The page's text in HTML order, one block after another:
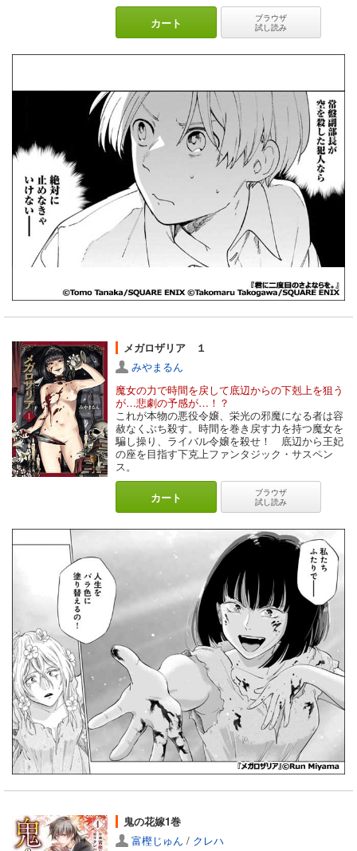
カート
ブラウザ
試し読み
メガロザリア １
みやまるん
魔女の力で時間を戻して底辺からの下剋上を狙う
が…悲劇の予感が…！？
これが本物の悪役令嬢、栄光の邪魔になる者は容
赦なくぶち殺す。時間を巻き戻す力を持つ魔女を
騙し操り、ライバル令嬢を殺せ！ 底辺から王妃
の座を目指す下克上ファンタジック・サスペン
ス。
カート
ブラウザ
試し読み
鬼の花嫁1巻
富樫じゅん / クレハ